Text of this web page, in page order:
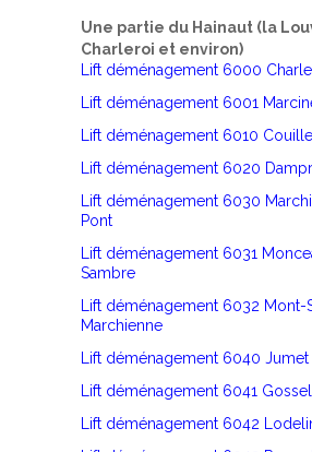
Une partie du Hainaut (la
Charleroi et environ)
Lift déménagement 6000
Lift déménagement 6001
Lift déménagement 6010
Lift déménagement 6020
Lift déménagement 6030
Pont
Lift déménagement 6031
Sambre
Lift déménagement 6032 Mont-
Marchienne
Lift déménagement 6040 Jumet
Lift déménagement 6041
Lift déménagement 6042